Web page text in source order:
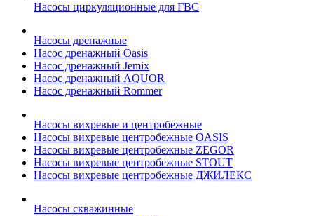
Насосы циркуляционные для ГВС
Насосы дренажные
Насос дренажный Oasis
Насос дренажный Jemix
Насос дренажный AQUOR
Насос дренажный Rommer
Насосы вихревые и центробежные
Насосы вихревые центробежные OASIS
Насосы вихревые центробежные ZEGOR
Насосы вихревые центробежные STOUT
Насосы вихревые центробежные ДЖИЛЕКС
Насосы скважинные